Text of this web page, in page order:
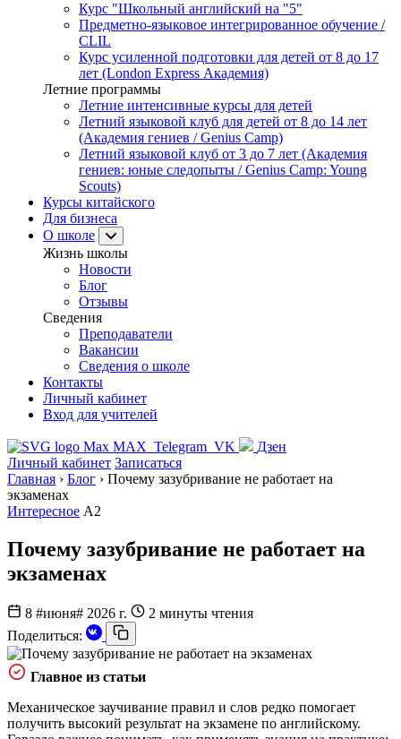
Курс "Школьный английский на "5"
Предметно-языковое интегрированное обучение /
CLIL
Курс усиленной подготовки для детей от 8 до 17
лет (London Express Академия)
Летние программы
Летние интенсивные курсы для детей
Летний языковой клуб для детей от 8 до 14 лет
(Академия гениев / Genius Camp)
Летний языковой клуб от 3 до 7 лет (Академия
гениев: юные следопыты / Genius Camp: Young
Scouts)
Курсы китайского
Для бизнеса
О школе
Жизнь школы
Новости
Блог
Отзывы
Сведения
Преподаватели
Вакансии
Сведения о школе
Контакты
Личный кабинет
Вход для учителей
MAX Telegram VK
Дзен
Личный кабинет Записаться
Главная › Блог › Почему зазубривание не работает на
экзаменах
Интересное A2
Почему зазубривание не работает на
экзаменах
8 #июня# 2026 г.
2 минуты чтения
Поделиться:
Главное из статьи
Механическое заучивание правил и слов редко помогает
получить высокий результат на экзамене по английскому.